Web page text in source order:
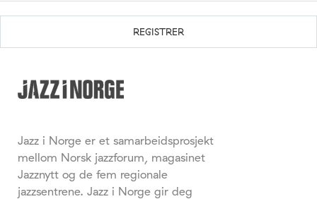
Jazz i Norge er et samarbeidsprosjekt
mellom Norsk jazzforum, magasinet
Jazznytt og de fem regionale
jazzsentrene. Jazz i Norge gir deg